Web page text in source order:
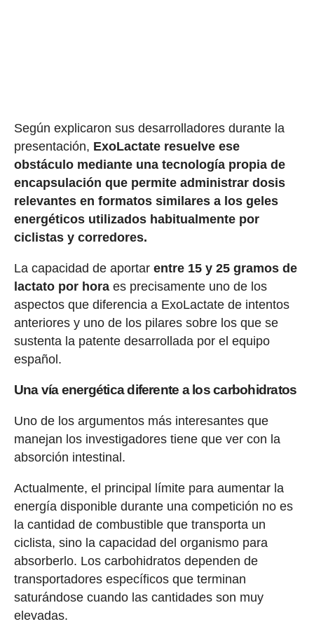
Según explicaron sus desarrolladores durante la
presentación, ExoLactate resuelve ese
obstáculo mediante una tecnología propia de
encapsulación que permite administrar dosis
relevantes en formatos similares a los geles
energéticos utilizados habitualmente por
ciclistas y corredores.
La capacidad de aportar entre 15 y 25 gramos de
lactato por horaes precisamente uno de los
aspectos que diferencia a ExoLactate de intentos
anteriores y uno de los pilares sobre los que se
sustenta la patente desarrollada por el equipo
español.
Una vía energética diferente a los carbohidratos
Uno de los argumentos más interesantes que
manejan los investigadores tiene que ver con la
absorción intestinal.
Actualmente, el principal límite para aumentar la
energía disponible durante una competición no es
la cantidad de combustible que transporta un
ciclista, sino la capacidad del organismo para
absorberlo. Los carbohidratos dependen de
transportadores específicos que terminan
saturándose cuando las cantidades son muy
elevadas.